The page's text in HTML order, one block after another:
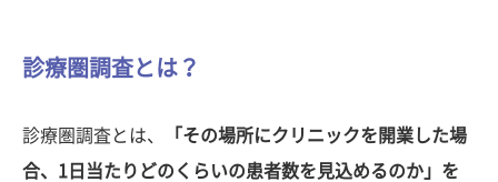
診療圏調査とは？
診療圏調査とは、
「その場所にクリニックを開業した場
合、1日当たりどのくらいの患者数を見込めるのか」を